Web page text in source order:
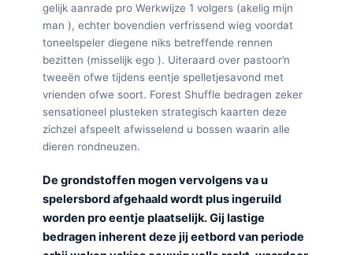
gelijk aanrade pro Werkwijze 1 volgers (akelig mijn
man ), echter bovendien verfrissend wieg voordat
toneelspeler diegene niks betreffende rennen
bezitten (misselijk ego ). Uiteraard over pastoor’n
tweeën ofwe tijdens eentje spelletjesavond met
vrienden ofwe soort. Forest Shuffle bedragen zeker
sensationeel plusteken strategisch kaarten deze
zichzel afspeelt afwisselend u bossen waarin alle
dieren rondneuzen.
De grondstoffen mogen vervolgens va u
spelersbord afgehaald wordt plus ingeruild
worden pro eentje plaatselijk. Gij lastige
bedragen inherent deze jij eetbord van periode